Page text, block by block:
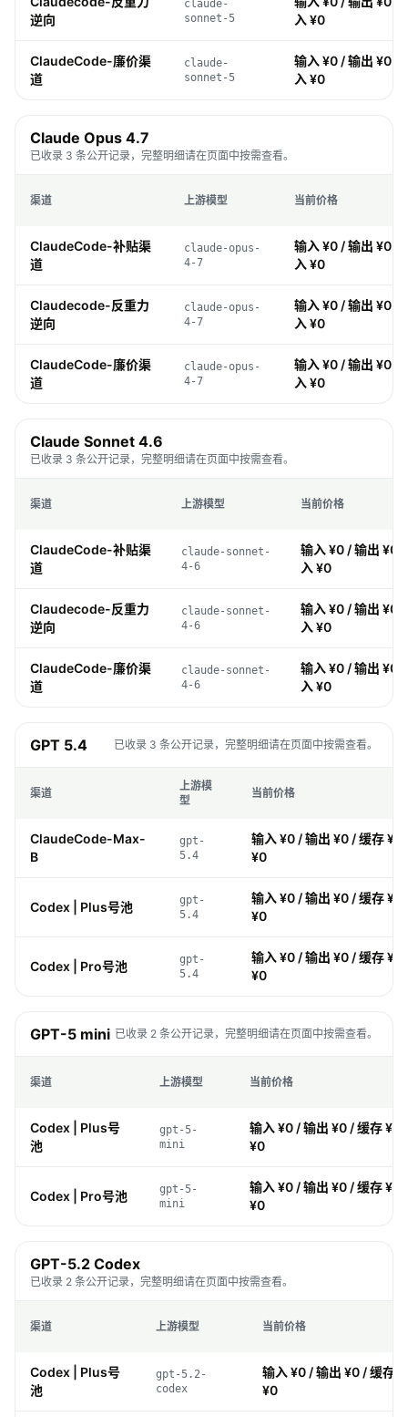
逆向
claude-
sonnet-5
入 ¥0
ClaudeCode-廉价渠
道
claude-
sonnet-5
输入 ¥0 / 输出 ¥0 /
入 ¥0
Claude Opus 4.7
已收录 3 条公开记录，完整明细请在页面中按需查看。
渠道 上游模型 当前价格
ClaudeCode-补贴渠
道
claude-opus-
4-7
输入 ¥0 / 输出 ¥0 /
入 ¥0
Claudecode-反重力
逆向
claude-opus-
4-7
输入 ¥0 / 输出 ¥0 /
入 ¥0
ClaudeCode-廉价渠
道
claude-opus-
4-7
输入 ¥0 / 输出 ¥0 /
入 ¥0
Claude Sonnet 4.6
已收录 3 条公开记录，完整明细请在页面中按需查看。
渠道 上游模型 当前价格
ClaudeCode-补贴渠
道
claude-sonnet-
4-6
输入 ¥0 / 输出 ¥0
入 ¥0
Claudecode-反重力
逆向
claude-sonnet-
4-6
输入 ¥0 / 输出 ¥0
入 ¥0
ClaudeCode-廉价渠
道
claude-sonnet-
4-6
输入 ¥0 / 输出 ¥0
入 ¥0
GPT 5.4 已收录 3 条公开记录，完整明细请在页面中按需查看。
渠道
上游模
型
当前价格
ClaudeCode-Max-
B
gpt-
5.4
输入 ¥0 / 输出 ¥0 / 缓存 ¥0
¥0
Codex | Plus号池
gpt-
5.4
输入 ¥0 / 输出 ¥0 / 缓存 ¥0
¥0
Codex | Pro号池
gpt-
5.4
输入 ¥0 / 输出 ¥0 / 缓存 ¥0
¥0
GPT-5 mini 已收录 2 条公开记录，完整明细请在页面中按需查看。
渠道 上游模型 当前价格
Codex | Plus号
池
gpt-5-
mini
输入 ¥0 / 输出 ¥0 / 缓存 ¥0
¥0
Codex | Pro号池
gpt-5-
mini
输入 ¥0 / 输出 ¥0 / 缓存 ¥0
¥0
GPT-5.2 Codex
已收录 2 条公开记录，完整明细请在页面中按需查看。
渠道 上游模型 当前价格
Codex | Plus号
池
gpt-5.2-
codex
输入 ¥0 / 输出 ¥0 / 缓存
¥0